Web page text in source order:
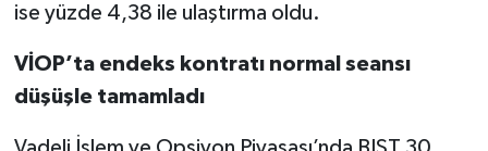
ise yüzde 4,38 ile ulaştırma oldu.
VİOP’ta endeks kontratı normal seansı
düşüşle tamamladı